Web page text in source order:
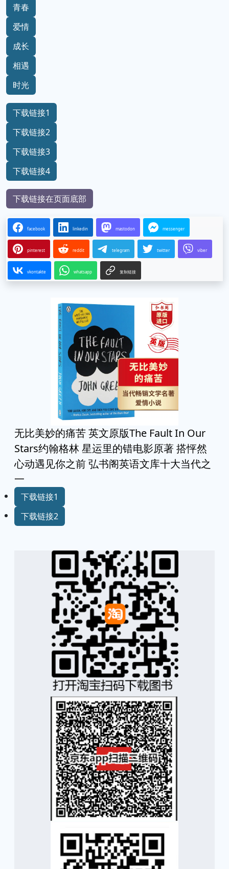
青春
爱情
成长
相遇
时光
下载链接1
下载链接2
下载链接3
下载链接4
下载链接在页面底部
facebook linkedin mastodon messenger
pinterest reddit telegram twitter viber
vkontakte whatsapp 复制链接
无比美妙的痛苦 英文原版The Fault In Our
Stars约翰格林 星运里的错电影原著 搭怦然
心动遇见你之前 弘书阁英语文库十大当代之
一
下载链接1
下载链接2